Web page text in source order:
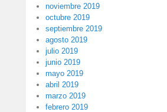
noviembre 2019
octubre 2019
septiembre 2019
agosto 2019
julio 2019
junio 2019
mayo 2019
abril 2019
marzo 2019
febrero 2019